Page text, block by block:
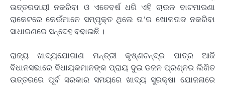
ଉତ୍ତରଦାୟୀ ନକରିବା ଓ ଏତେବର୍ଷ ଧରି ଏହି ଚାଉଳ ବାଟମାରଣା
ରାକେଟରେ କେଉଁମାନେ ସମ୍ପୃକ୍ତ ଥିଲେ ତା’ର ଖୋଳତାଡ ନକରିବା
ସାଧାରଣରେ ସନ୍ଦେହ ବଢାଇଛି ।
ରାଜ୍ୟ ଖାଦ୍ୟଯୋଗାଣ ମନ୍ତ୍ରୀ କୃଷ୍ଣଚନ୍ଦ୍ର ପାତ୍ର ଆଜି
ବିଧାନସଭାରେ ବିଧାୟକମାନଙ୍କ ପ୍ରାୟ ଦୁଇ ଡଜନ ପ୍ରଶ୍ନର ଲିଖିତ
ଉତ୍ତରରେ ପୂର୍ବ ସରକାର ସମୟରେ ଖାଦ୍ୟ ସୁରକ୍ଷା ଯୋଜନାରେ